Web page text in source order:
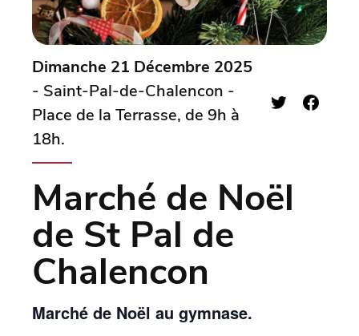
Dimanche 21 Décembre 2025
- Saint-Pal-de-Chalencon -
Place de la Terrasse, de 9h à
18h.
Marché de Noël
de St Pal de
Chalencon
Marché de Noël au gymnase.